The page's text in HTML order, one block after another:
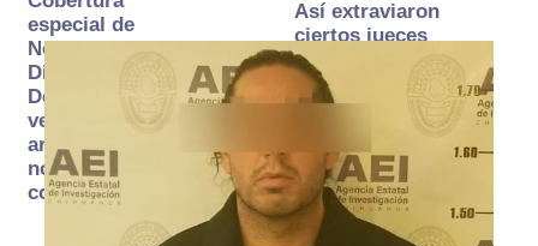
especial de
Norte
Digital:
Donde la
verdad
arde… pero
no se
consume
Así extraviaron
ciertos jueces
la justicia
expedita